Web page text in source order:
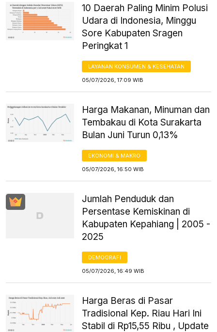
10 Daerah Paling Minim Polusi
Udara di Indonesia, Minggu
Sore Kabupaten Sragen
Peringkat 1
LAYANAN KONSUMEN & KESEHATAN
05/07/2026, 17:09 WIB
Harga Makanan, Minuman dan
Tembakau di Kota Surakarta
Bulan Juni Turun 0,13%
EKONOMI & MAKRO
05/07/2026, 16:50 WIB
Jumlah Penduduk dan
Persentase Kemiskinan di
Kabupaten Kepahiang | 2005 -
2025
DEMOGRAFI
05/07/2026, 16:49 WIB
Harga Beras di Pasar
Tradisional Kep. Riau Hari Ini
Stabil di Rp15,55 Ribu , Update